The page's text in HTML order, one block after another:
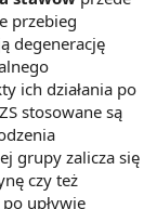
przebieg
degenerację
ich działania po
stosowane są
grupy zalicza się
czy też
upływie